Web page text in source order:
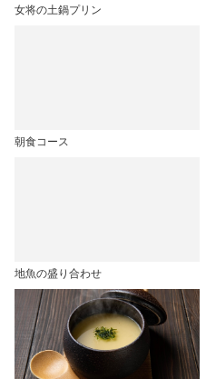
女将の土鍋プリン
朝食コース
地魚の盛り合わせ